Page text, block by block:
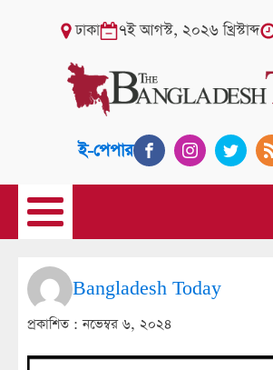
ঢাকা ৭ই আগস্ট, ২০২৬ খ্রিস্টাব্দ
ই-পেপার
Bangladesh Today
প্রকাশিত :নভেম্বর ৬, ২০২৪